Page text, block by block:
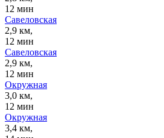
12 мин
Савеловская
2,9 км,
12 мин
Савеловская
2,9 км,
12 мин
Окружная
3,0 км,
12 мин
Окружная
3,4 км,